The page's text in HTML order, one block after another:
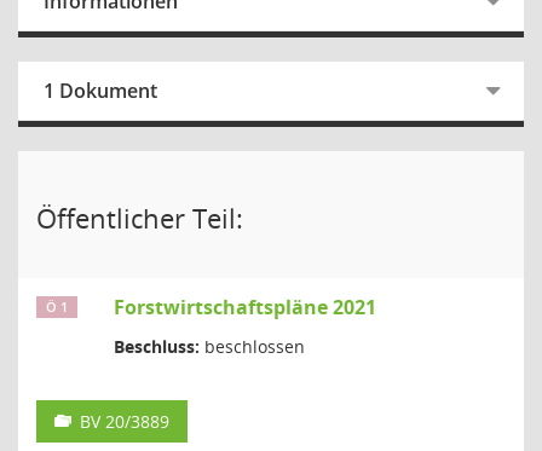
1 Dokument
Öffentlicher Teil:
Ö 1 Forstwirtschaftspläne 2021
Beschluss: beschlossen
BV 20/3889